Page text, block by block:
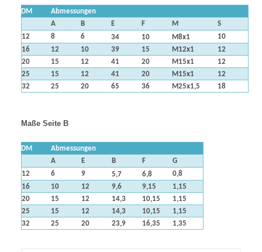
DM
Abmessungen
A
B E F M
S
12
8 6 34 10 M8x1
10
16
12 10 39 15 M12x1
12
20
15 12 41 20 M15x1
12
25
15 12 41 20 M15x1
12
32
25 20 65 36 M25x1,5 18
Maße Seite B
DM
Abmessungen
A
E B F
G
12
6 9 5,7 6,8
0,8
16
10 12 9,6 9,15
1,15
20
15 12 14,3 10,15
1,15
25
15 12 14,3 10,15
1,15
32
25 20 23,9 16,35 1,35